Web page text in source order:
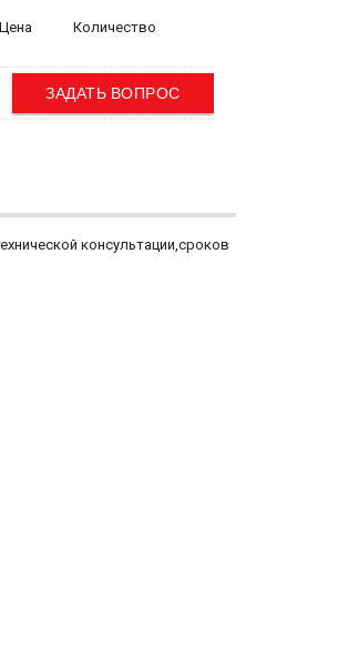
Цена Количество
ЗАДАТЬ ВОПРОС
консультации,сроков